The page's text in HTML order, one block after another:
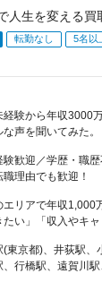
人生を変える買
転勤なし 5名以
経験から年収3000
な声を聞いてみた。
験歓迎／学歴・職
職理由でも歓迎！
エリアで年収1,000
たい」「収入やキャ
(東京都)、井荻駅、
行橋駅、遠賀川駅